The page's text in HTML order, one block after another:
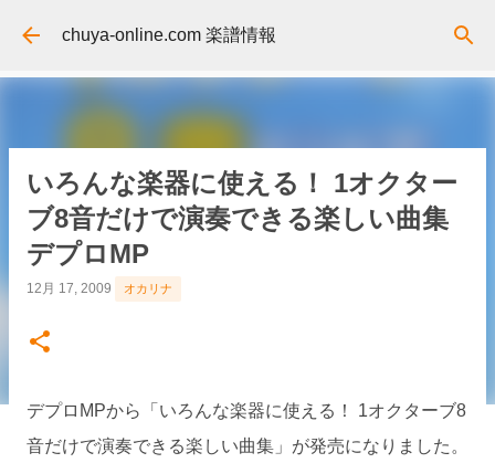
スキップしてメイン コンテンツに移動
chuya-online.com 楽譜情報
いろんな楽器に使える！ 1オクター
ブ8音だけで演奏できる楽しい曲集
デプロMP
12月 17, 2009 オカリナ
デプロMPから「いろんな楽器に使える！ 1オクターブ8
音だけで演奏できる楽しい曲集」が発売になりました。